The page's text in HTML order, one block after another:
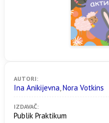
AUTORI:
Ina Anikijevna,Nora Votkins
IZDAVAČ:
Publik Praktikum